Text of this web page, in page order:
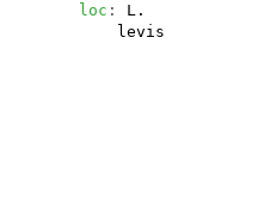
loc : L.
levis